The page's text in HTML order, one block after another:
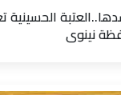
الحسينية
نينوى